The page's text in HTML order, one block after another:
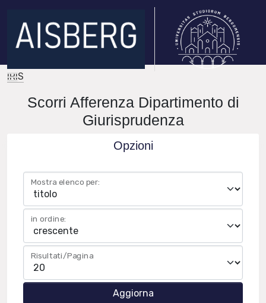
IRIS
Scorri Afferenza Dipartimento di
Giurisprudenza
Opzioni
Mostra elenco per:
in ordine:
Risultati/Pagina